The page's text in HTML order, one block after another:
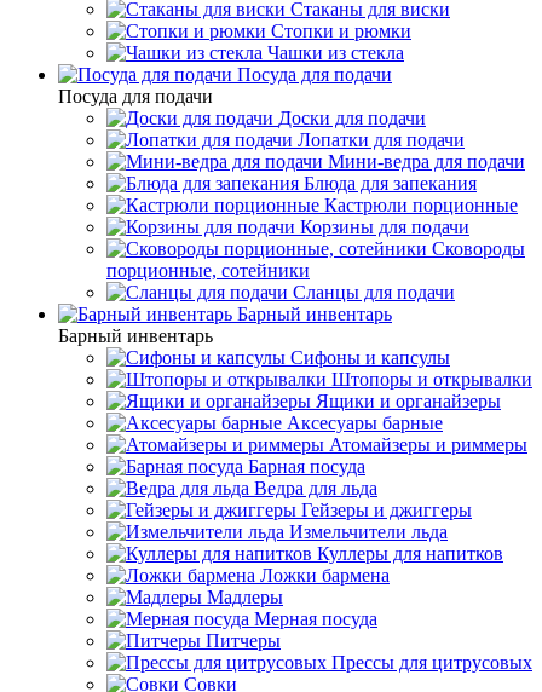
Стаканы для виски
Стопки и рюмки
Чашки из стекла
Посуда для подачи
Посуда для подачи
Доски для подачи
Лопатки для подачи
Мини-ведра для подачи
Блюда для запекания
Кастрюли порционные
Корзины для подачи
Сковороды
порционные, сотейники
Сланцы для подачи
Барный инвентарь
Барный инвентарь
Сифоны и капсулы
Штопоры и открывалки
Ящики и органайзеры
Аксесуары барные
Атомайзеры и риммеры
Барная посуда
Ведра для льда
Гейзеры и джиггеры
Измельчители льда
Куллеры для напитков
Ложки бармена
Мадлеры
Мерная посуда
Питчеры
Прессы для цитрусовых
Совки